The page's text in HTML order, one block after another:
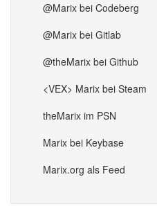
@Marix bei Codeberg
@Marix bei Gitlab
@theMarix bei Github
<VEX> Marix bei Steam
theMarix im PSN
Marix bei Keybase
Marix.org als Feed